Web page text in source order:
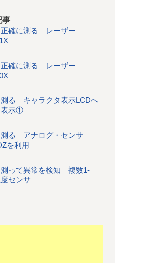
事
正確に測る レーザー
正確に測る レーザー
測る キャラクタ表示LCDへ
表示①
測る アナログ・センサ
を利用
測って異常を検知 複数1-
センサ